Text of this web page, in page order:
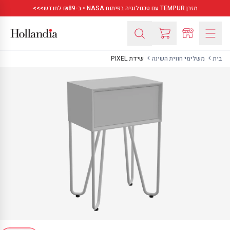
מזרן TEMPUR עם טכנולוגיה בפיתוח NASA • ב-₪89 לחודש>>>
בית משלימי חווית השינה שידת PIXEL